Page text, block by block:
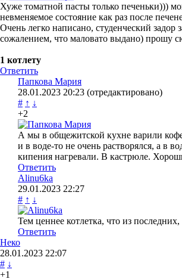
Хуже томатной пасты только печеньки)))
невменяемое состояние как раз после
Очень легко написано, студенческий
сожалением, что маловато выдано) прошу
1 котлету
Ответить
Папкова Мария
28.01.2023 20:23 (отредактировано)
# ↑ ↓
+2
А мы в общежитской кухне варили
и в воде-то не очень растворялся, а в
кипения нагревали. В кастрюле.
Ответить
Alinu6ka
29.01.2023 22:27
# ↑ ↓
Тем ценнее котлетка, что из
Ответить
Неко
28.01.2023 22:07
# ↓
+1